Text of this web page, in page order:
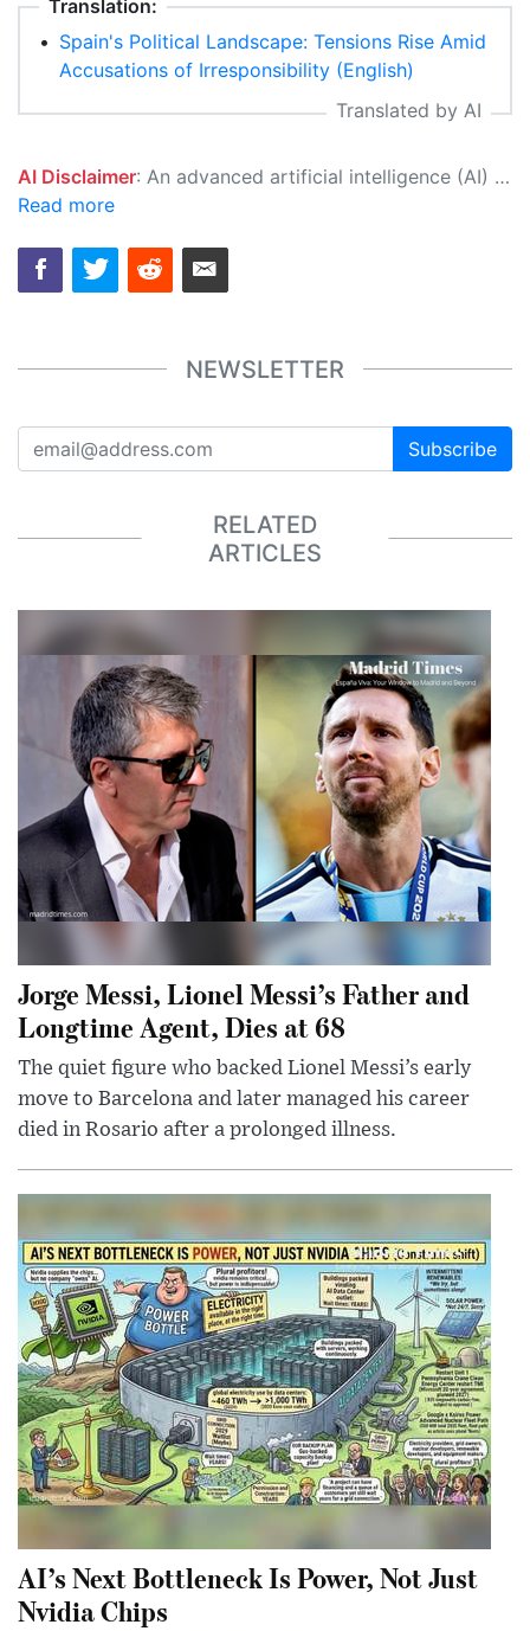
Translation:
• Spain's Political Landscape: Tensions Rise Amid
Accusations of Irresponsibility (English)
Translated by AI
AI Disclaimer: An advanced artificial intelligence (AI) system generated the content of this page on its own. This innovative technology conducts extensive research from a variety of reliable sources, performs rigorous fact-checking and verification, cleans up and balances biased or manipulated content, and presents a minimal factual summary that is just enough yet essential for you to function as an informed and educated citizen. Please keep in mind, however, that this system is an evolving technology, and as a result, the article may contain accidental inaccuracies or errors. We urge you to help us improve our site by reporting any inaccuracies you find using the "
Read more
NEWSLETTER
Subscribe
RELATED
ARTICLES
Jorge Messi, Lionel Messi’s Father and
Longtime Agent, Dies at 68
The quiet figure who backed Lionel Messi’s early
move to Barcelona and later managed his career
died in Rosario after a prolonged illness.
AI’s Next Bottleneck Is Power, Not Just
Nvidia Chips